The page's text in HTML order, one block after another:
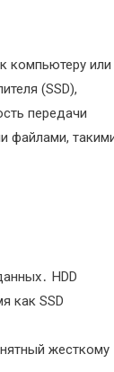
компьютеру или
(SSD),
передачи
файлами,
HDD
как SSD
жесткому